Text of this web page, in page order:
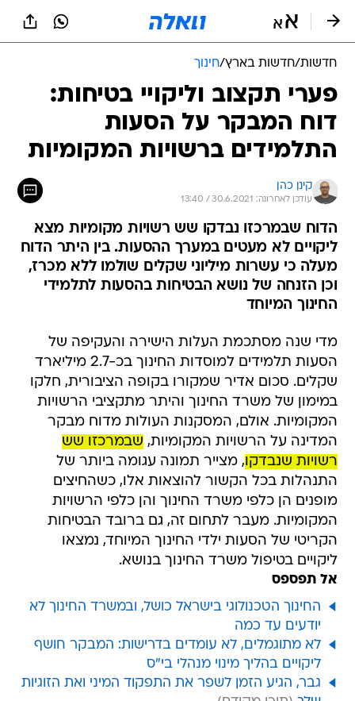
חדשות/חדשות בארץ/חינוך
פערי תקצוב וליקויי בטיחות:
דוח המבקר על הסעות
התלמידים ברשויות המקומיות
קינן כהן
עודכן לאחרונה: 30.6.2021 / 13:40
הדוח שבמרכזו נבדקו שש רשויות מקומיות מצא
ליקויים לא מעטים במערך ההסעות. בין היתר הדוח
מעלה כי עשרות מיליוני שקלים שולמו ללא מכרז,
וכן הזנחה של נושא הבטיחות בהסעות לתלמידי
החינוך המיוחד
מדי שנה מסתכמת העלות הישירה והעקיפה של
הסעות תלמידים למוסדות החינוך בכ-2.7 מיליארד
שקלים. סכום אדיר שמקורו בקופה הציבורית, חלקו
במימון של משרד החינוך והיתר מתקציבי הרשויות
המקומיות. אולם, המסקנות העולות מדוח מבקר
המדינה על הרשויות המקומיות, שבמרכזו שש
רשויות שנבדקו, מצייר תמונה עגומה ביותר של
התנהלות בכל הקשור להוצאות אלו, כשהחיצים
מופנים הן כלפי משרד החינוך והן כלפי הרשויות
המקומיות. מעבר לתחום זה, גם ברובד הבטיחות
הקריטי של הסעות ילדי החינוך המיוחד, נמצאו
ליקויים בטיפול משרד החינוך בנושא.
אל תפספס
החינוך הטכנולוגי בישראל כושל, ובמשרד החינוך לא
יודעים עד כמה
לא מתוגמלים, לא עומדים בדרישות: המבקר חושף
ליקויים בהליך מינוי מנהלי בי"ס
גבר, הגיע הזמן לשפר את התפקוד המיני ואת הזוגיות